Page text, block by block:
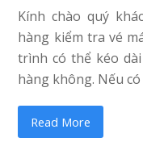
Kính chào quý
hàng kiểm tra vé
trình có thể kéo
hàng không. Nếu
Read More